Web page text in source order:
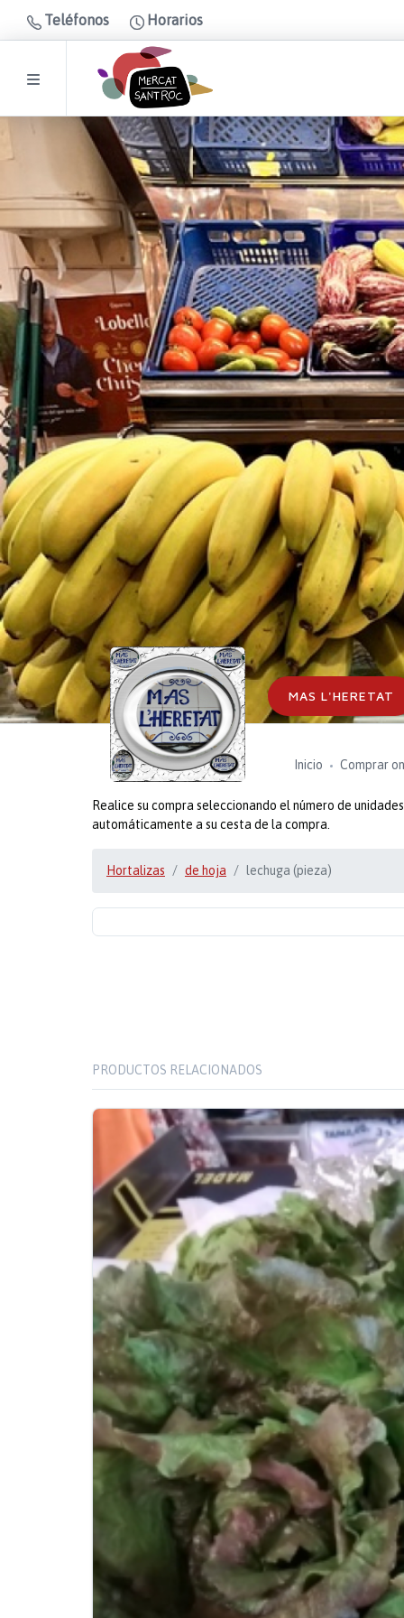
Teléfonos Horarios
MAS L'HERETAT
Inicio Comprar
Realice su compra seleccionando el número de
automáticamente a su cesta de la compra.
Hortalizas de hoja lechuga (pieza)
PRODUCTOS RELACIONADOS